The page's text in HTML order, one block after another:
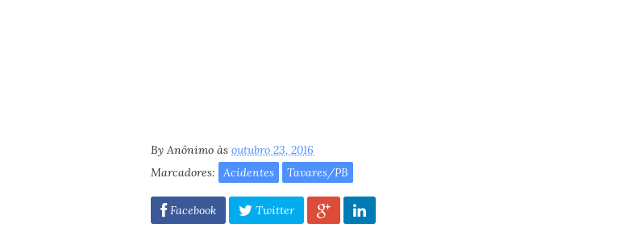
By Anônimo às outubro 23, 2016
Marcadores:
Acidentes Tavares/PB
Facebook Twitter